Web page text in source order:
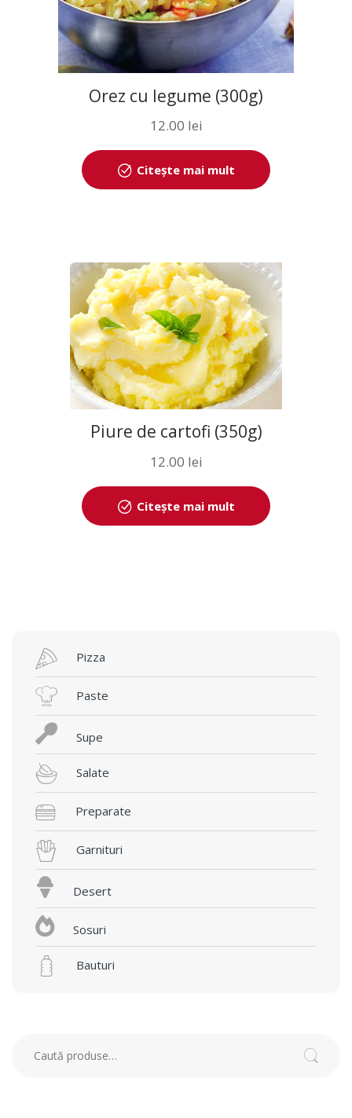
Orez cu legume (300g)
12.00 lei
Citește mai mult
Piure de cartofi (350g)
12.00 lei
Citește mai mult
Pizza
Paste
Supe
Salate
Preparate
Garnituri
Desert
Sosuri
Bauturi
Caută